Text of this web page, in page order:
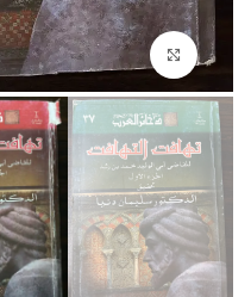
Click to enlarge